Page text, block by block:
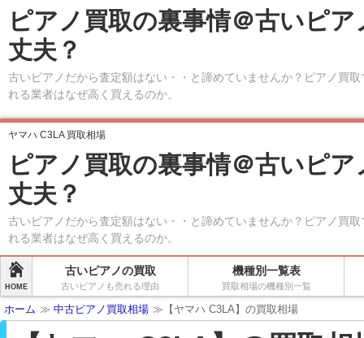
ピアノ買取の裏事情＠古いピア
丈夫？
古いピアノだから査定額はない・・と諦めていませんか？ピアノ買
れる業者はなぜ高く買えるのか。
ヤマハ C3LA 買取相場
ピアノ買取の裏事情＠古いピア
丈夫？
古いピアノだから査定額はない・・と諦めていませんか？ピアノ買
れる業者はなぜ高く買えるのか。
HOME
古いピアノの買取
古いピアノも売れる理由
機種別一覧表
買取相場の機種別一覧
ホーム ≫ 中古ピアノ買取相場 ≫【ヤマハ C3LA】の買取相場